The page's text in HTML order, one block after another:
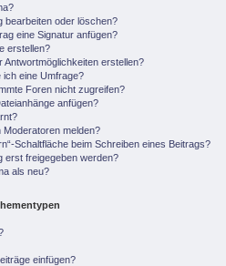
bearbeiten oder löschen?
eine Signatur anfügen?
erstellen?
Antwortmöglichkeiten erstellen?
ich eine Umfrage?
Foren nicht zugreifen?
anfügen?
Moderatoren melden?
Schaltfläche beim Schreiben eines Beitrags?
erst freigegeben werden?
als neu?
einfügen?